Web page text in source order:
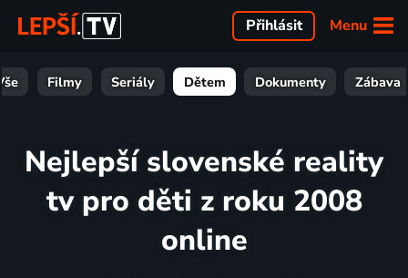
Menu
Přihlásit
Filmy Seriály Dětem Dokumenty Zábava
Nejlepší slovenské reality
tv pro děti z roku 2008
online